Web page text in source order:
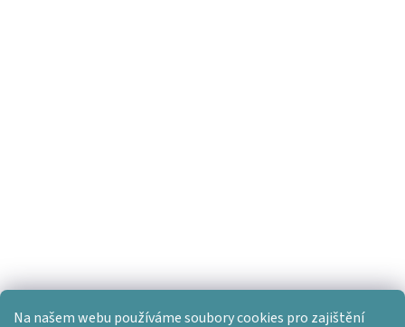
Na našem webu používáme soubory cookies pro zajištění